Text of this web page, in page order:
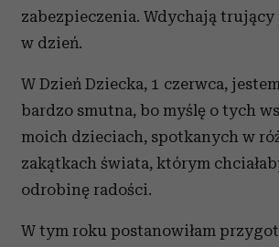
zabezpieczenia. Wdychają trujący
w dzień.
W Dzień Dziecka, 1 czerwca,
bardzo smutna, bo myślę o tych
moich dzieciach, spotkanych w
zakątkach świata, którym
odrobinę radości.
W tym roku postanowiłam